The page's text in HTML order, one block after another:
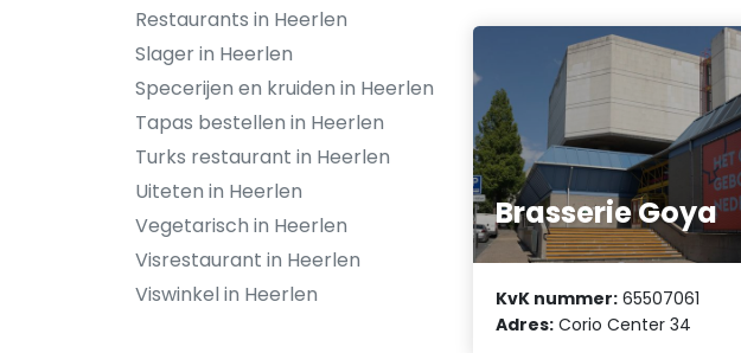
Restaurants in Heerlen
Slager in Heerlen
Specerijen en kruiden in Heerlen
Tapas bestellen in Heerlen
Turks restaurant in Heerlen
Uiteten in Heerlen
Vegetarisch in Heerlen
Visrestaurant in Heerlen
Viswinkel in Heerlen
Brasserie Goya
KvK nummer: 65507061
Adres: Corio Center 34